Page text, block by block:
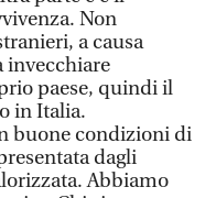
Non
a causa
invecchiare
paese, quindi il
in Italia.
buone condizioni di
dagli
Abbiamo